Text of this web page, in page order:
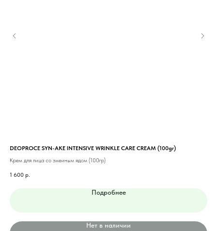
DEOPROCE SYN-AKE INTENSIVE WRINKLE CARE CREAM (100gr)
Крем для лица со змеиным ядом (100гр)
1 600 р.
Подробнее
Нет в наличии